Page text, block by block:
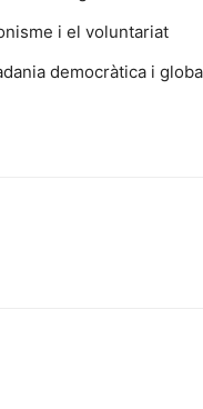
i el voluntariat
democràtica i